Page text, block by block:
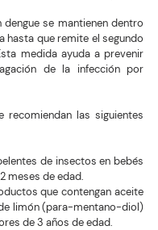
dengue se mantienen dentro
hasta que remite el segundo
medida ayuda a prevenir
de la infección por
recomiendan las siguientes
de insectos en bebés
meses de edad.
que contengan aceite
limón (para-mentano-diol)
de 3 años de edad.